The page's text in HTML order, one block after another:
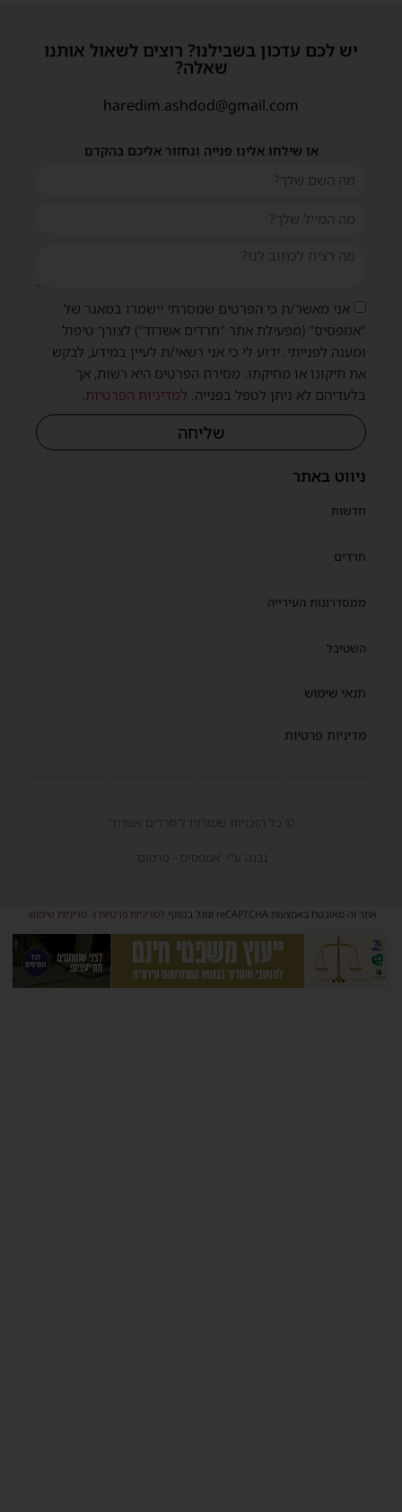
ניווט באתר
חדשות
חרדים
ממסדרונות העירייה
השטיבל
תנאי שימוש
מדיניות פרטיות
יש לכם עדכון בשבילנו? רוצים לשאול אותנו
שאלה?
haredim.ashdod@gmail.com
או שילחו אלינו פנייה ונחזור אליכם בהקדם
אני מאשר/ת כי הפרטים שמסרתי יישמרו במאגר של
"אמפסיס" (מפעילת אתר "חרדים אשדוד") לצורך טיפול
ומענה לפנייתי. ידוע לי כי אני רשאי/ת לעיין במידע, לבקש
את תיקונו או מחיקתו. מסירת הפרטים היא רשות, אך
בלעדיהם לא ניתן לטפל בפנייה.למדיניות הפרטיות.
שליחה
© כל הזכויות שמורות ל'חרדים אשדוד'
נבנה ע"י 'אמפסיס - פרסום'
אתר זה מאובטח באמצעות reCAPTCHA וגוגל בכפוף למדיניות פרטיותו-מדיניות שימוש.